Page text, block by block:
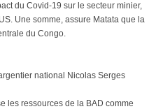
du Covid-19 sur le secteur minier,
Une somme, assure Matata que la
du Congo.
national Nicolas Serges
les ressources de la BAD comme